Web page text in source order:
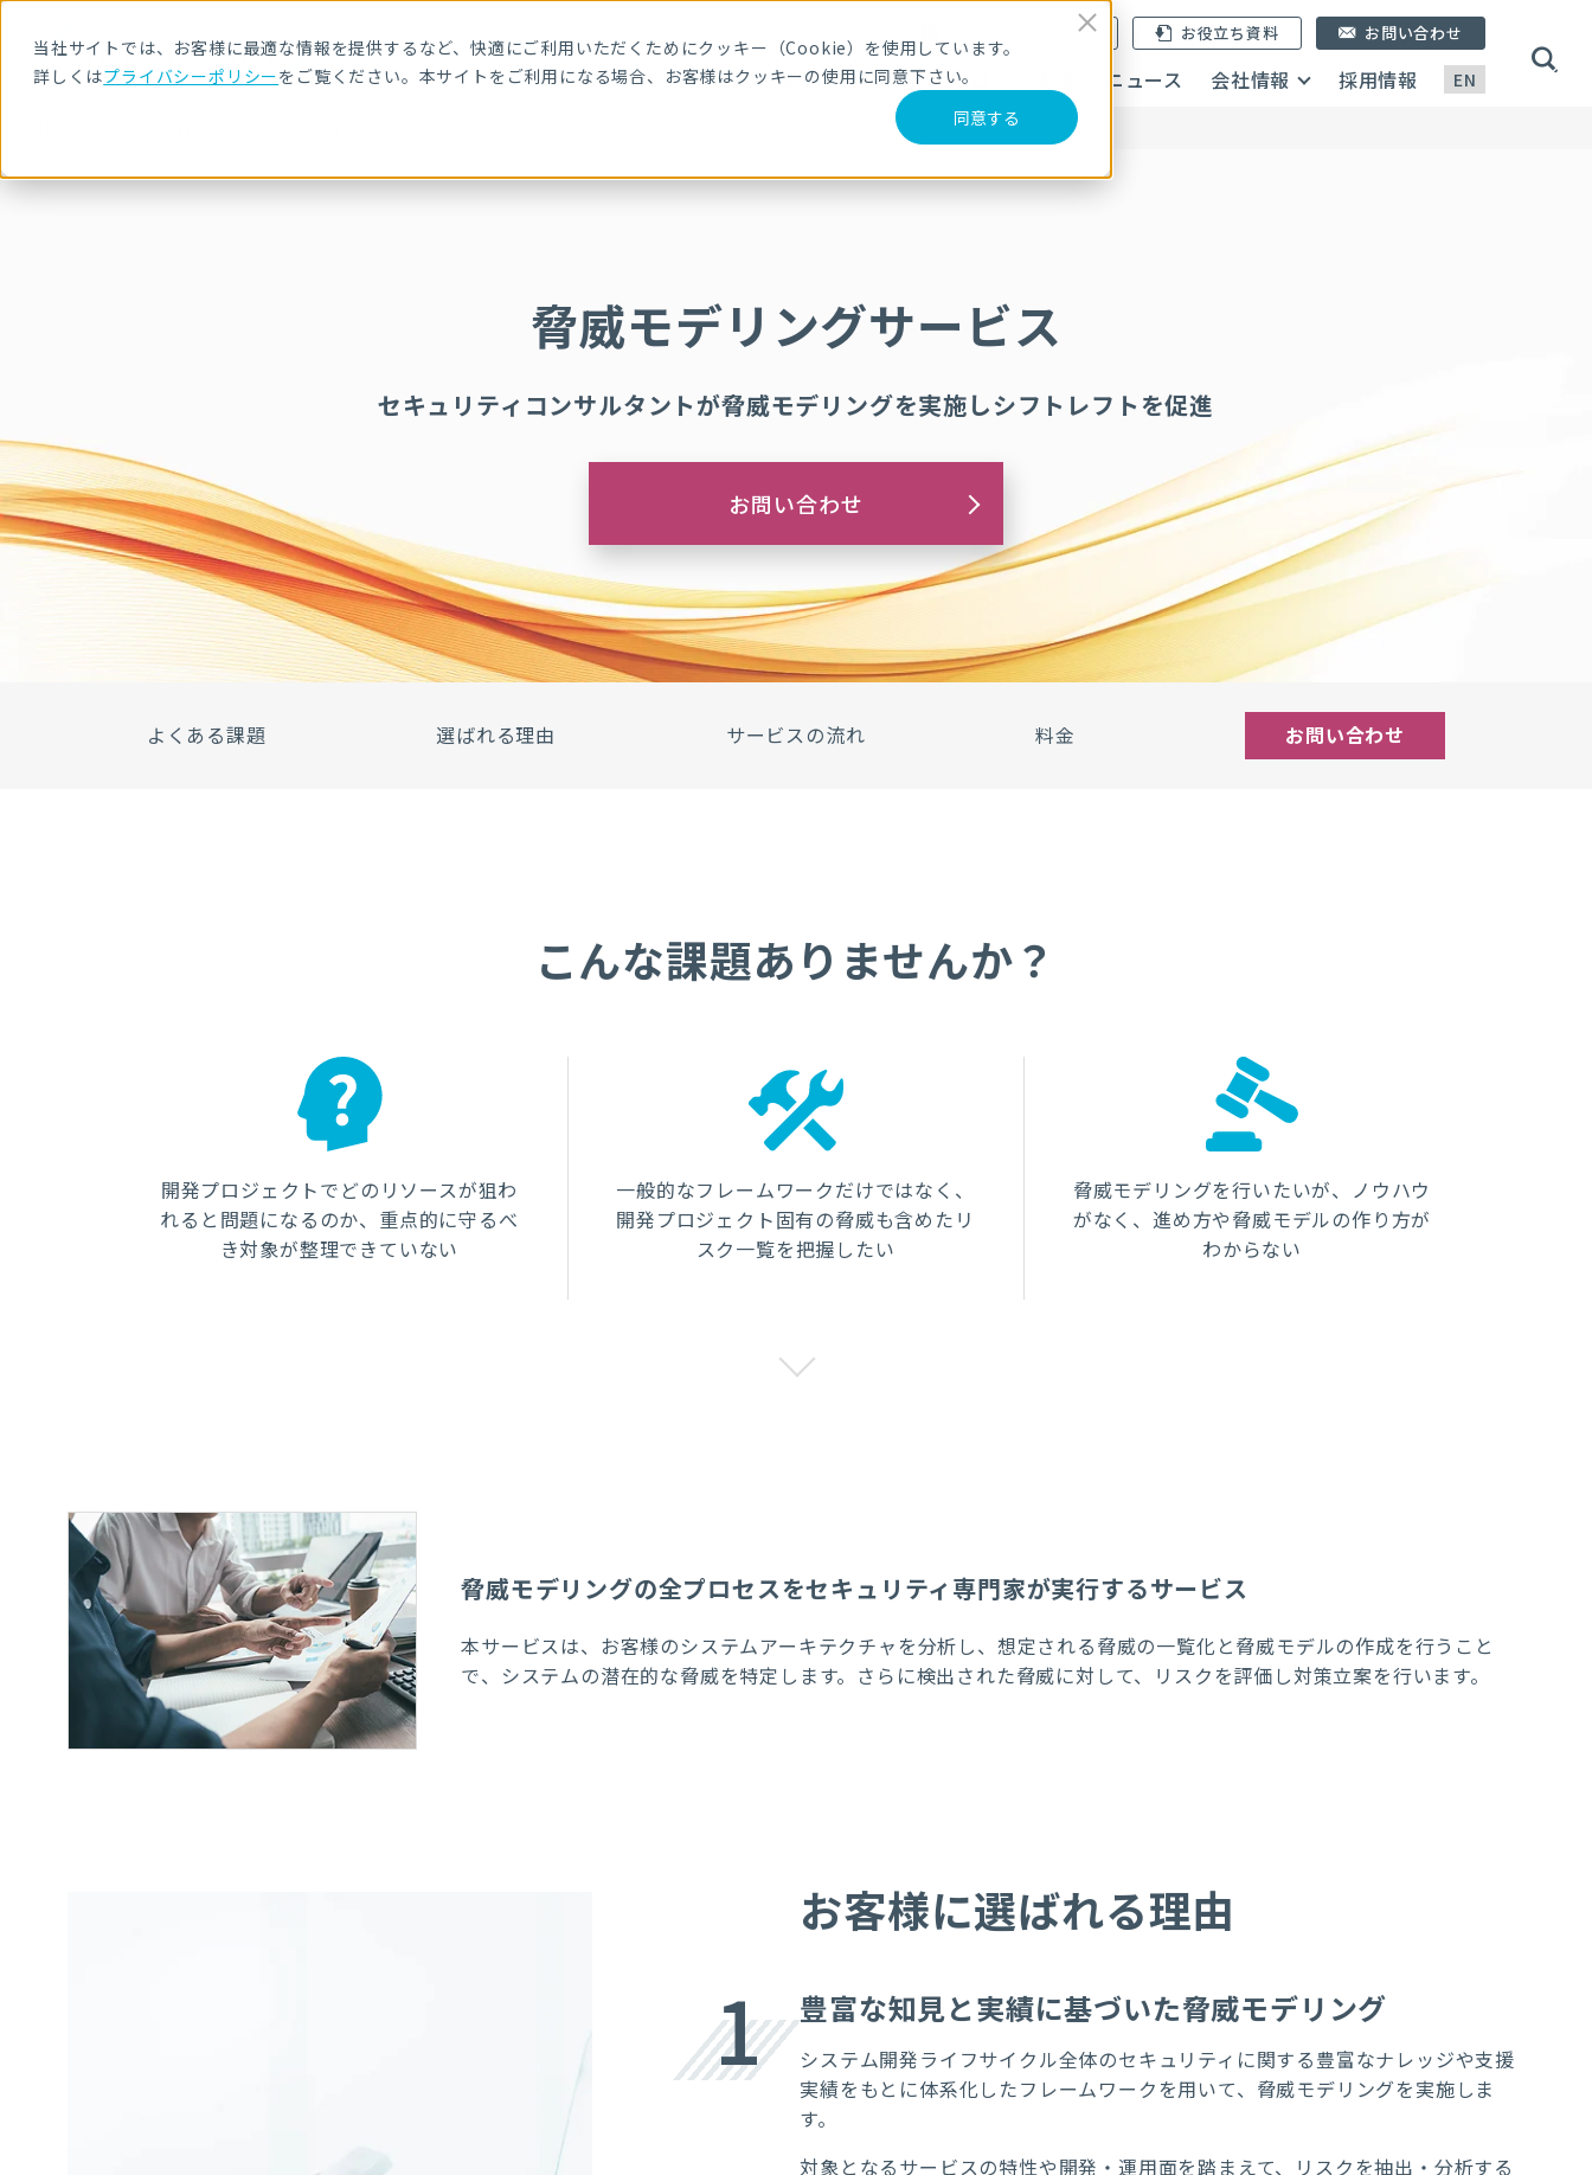
当社サイトでは、お客様に最適な情報を提供するなど、快適にご利用いただくためにクッキー（Cookie）を使用しています。
詳しくはプライバシーポリシーをご覧ください。本サイトをご利用になる場合、お客様はクッキーの使用に同意下さい。
同意する
EN
メールマガジン登録 お役立ち資料
サービス・製品 導入事例 セミナー ブログ ニュース 会社情報 採用情報
お問い合わせ
脅威モデリングサービス
セキュリティコンサルタントが脅威モデリングを実施しシフトレフトを促進
お問い合わせ
よくある課題 選ばれる理由 サービスの流れ 料金 お問い合わせ
こんな課題ありませんか？
開発プロジェクトでどのリソースが狙わ
れると問題になるのか、重点的に守るべ
き対象が整理できていない
一般的なフレームワークだけではなく、
開発プロジェクト固有の脅威も含めたリ
スク一覧を把握したい
脅威モデリングを行いたいが、ノウハウ
がなく、進め方や脅威モデルの作り方が
わからない
脅威モデリングの全プロセスをセキュリティ専門家が実行するサービス
本サービスは、 お客様のシステムアーキテクチャ を分析し、想定される脅威の一覧化と脅威モデルの作成を行うこと
で、システムの潜在的な脅威を特定します。さらに検出された脅威に対して、リスクを評価し対策立案を行います。
お客様に選ばれる理由
1 豊富な知見と実績に基づいた脅威モデリング
システム開発ライフサイクル全体のセキュリティに関する豊富なナレッジや支援
実績をもとに体系化したフレームワークを用いて、脅威モデリングを実施しま
す。
対象となるサービスの特性や開発・運用面を踏まえて、リスクを抽出・分析する